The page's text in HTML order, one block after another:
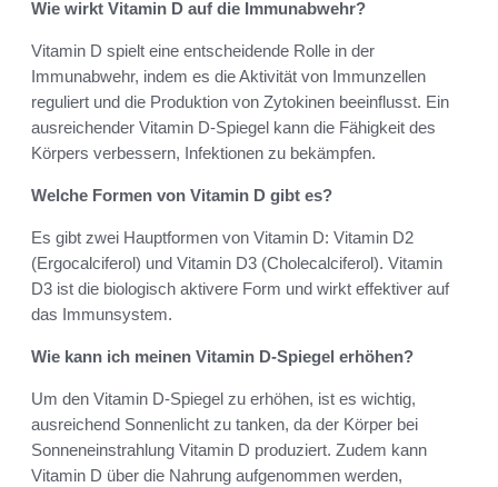
Wie wirkt Vitamin D auf die Immunabwehr?
Vitamin D spielt eine entscheidende Rolle in der
Immunabwehr, indem es die Aktivität von Immunzellen
reguliert und die Produktion von Zytokinen beeinflusst. Ein
ausreichender Vitamin D-Spiegel kann die Fähigkeit des
Körpers verbessern, Infektionen zu bekämpfen.
Welche Formen von Vitamin D gibt es?
Es gibt zwei Hauptformen von Vitamin D: Vitamin D2
(Ergocalciferol) und Vitamin D3 (Cholecalciferol). Vitamin
D3 ist die biologisch aktivere Form und wirkt effektiver auf
das Immunsystem.
Wie kann ich meinen Vitamin D-Spiegel erhöhen?
Um den Vitamin D-Spiegel zu erhöhen, ist es wichtig,
ausreichend Sonnenlicht zu tanken, da der Körper bei
Sonneneinstrahlung Vitamin D produziert. Zudem kann
Vitamin D über die Nahrung aufgenommen werden,